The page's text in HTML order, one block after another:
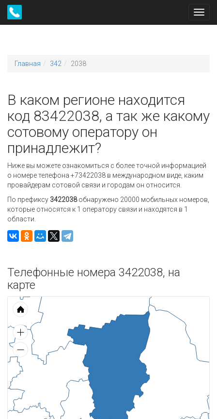
Главная 342 2038
В каком регионе находится
код 83422038, а так же какому
сотовому оператору он
принадлежит?
Ниже вы можете ознакомиться с более точной информацией
о номере телефона +73422038 в международном виде, каким
провайдерам сотовой связи и городам он относится.
По префиксу 3422038обнаружено 20000 мобильных номеров,
которые относятся к 1 оператору связи и находятся в 1
области.
Телефонные номера 3422038, на
карте